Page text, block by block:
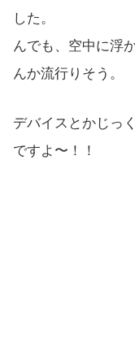
した。
んでも、空中に浮
んか流行りそう。
デバイスとかじっ
ですよ〜！！